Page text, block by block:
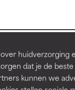
huidverzorging
dat je de
kunnen we